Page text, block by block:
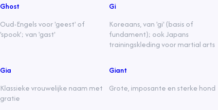
Ghost
Oud-Engels voor 'geest' of
'spook'; van 'gast'
Gi
Koreaans, van 'gi' (basis of
fundament); ook Japans
trainingskleding voor martial arts
Gia
Klassieke vrouwelijke naam met
gratie
Giant
Grote, imposante en sterke hond